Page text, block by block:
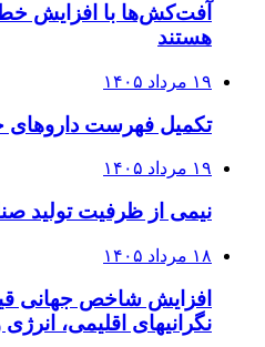
هستند
۱۹ مرداد ۱۴۰۵
تکمیل فهرست داروهای
۱۹ مرداد ۱۴۰۵
نیمی از ظرفیت تولید
۱۸ مرداد ۱۴۰۵
افزایش شاخص جهانی
نگرانیهای اقلیمی،